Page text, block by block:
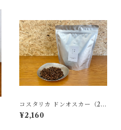
コスタリカ ドンオスカー（25
0g）
¥2,160